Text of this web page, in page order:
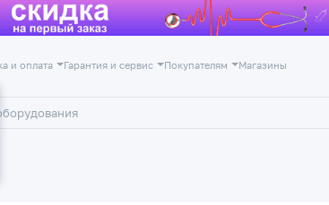
и оплата Гарантия и сервис Покупателям Магазины